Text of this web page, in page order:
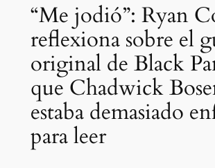
“Me jodió”: Ryan
reflexiona sobre el
original de Black
que Chadwick
estaba demasiado
para leer